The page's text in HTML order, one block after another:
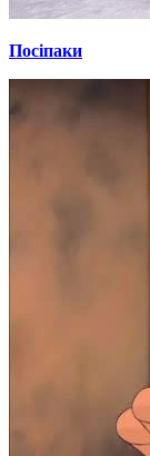
Посіпаки